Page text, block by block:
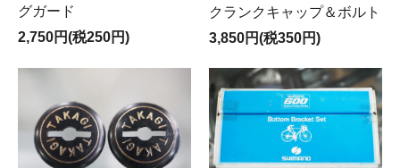
グガード
2,750円(税250円)
クランクキャップ＆ボルト
3,850円(税350円)